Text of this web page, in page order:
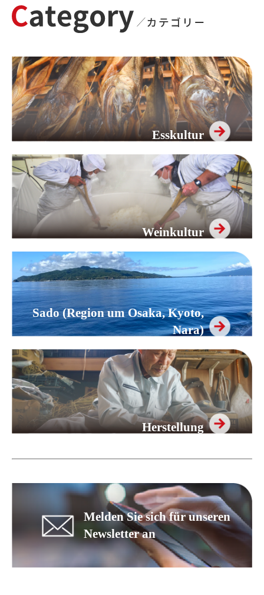
Esskultur
Weinkultur
Sado (Region um Osaka, Kyoto,
Nara)
Herstellung
Melden Sie sich für unseren
Newsletter an